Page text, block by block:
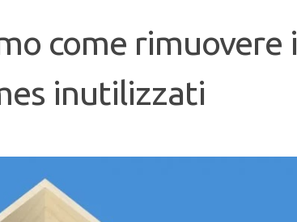
come rimuovere i
inutilizzati